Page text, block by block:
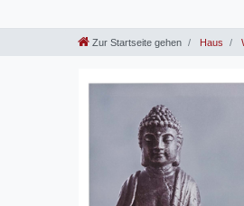
Zur Startseite gehen Haus